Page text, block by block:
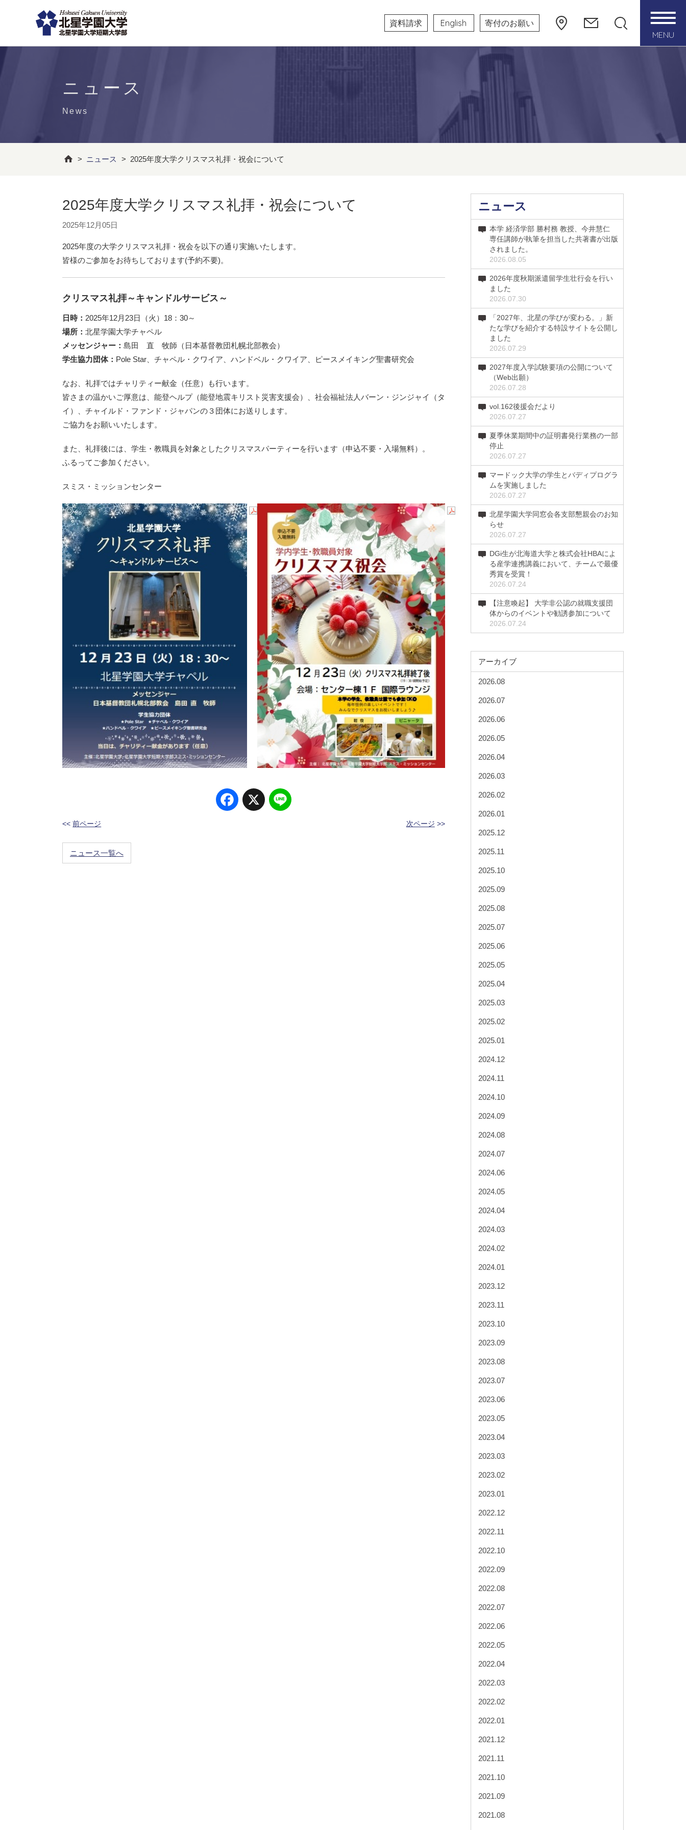
資料請求 English
寄付のお願い
MENU
ニュース
News
> ニュース > 2025年度大学クリスマス礼拝・祝会について
2025年度大学クリスマス礼拝・祝会について
2025年12月05日
2025年度の大学クリスマス礼拝・祝会を以下の通り実施いたします。
皆様のご参加をお待ちしております(予約不要)。
クリスマス礼拝～キャンドルサービス～
日時： 2025年12月23日（火）18：30～
場所： 北星学園大学チャペル
メッセンジャー： 島田 直 牧師（日本基督教団札幌北部教会）
学生協力団体： Pole Star、チャペル・クワイア、ハンドベル・クワイア、ピースメイキング聖書研究会
なお、礼拝ではチャリティー献金（任意）も行います。
皆さまの温かいご厚意は、能登ヘルプ（能登地震キリスト災害支援会）、社会福祉法人バーン・ジンジャイ（タ
イ）、チャイルド・ファンド・ジャパンの３団体にお送りします。
ご協力をお願いいたします。
また、礼拝後には、学生・教職員を対象としたクリスマスパーティーを行います（申込不要・入場無料）。
ふるってご参加ください。
スミス・ミッションセンター
Facebook
X
<< 前ページ >>
次ページ
ニュース一覧へ
ニュース
本学 経済学部 勝村務 教授、今井慧仁
専任講師が執筆を担当した共著書が出版
されました。
2026.08.05
2026年度秋期派遣留学生壮行会を行い
ました
2026.07.30
「2027年、北星の学びが変わる。」新
たな学びを紹介する特設サイトを公開し
ました
2026.07.29
2027年度入学試験要項の公開について
（Web出願）
2026.07.28
vol.162後援会だより
2026.07.27
夏季休業期間中の証明書発行業務の一部
停止
2026.07.27
マードック大学の学生とバディプログラ
ムを実施しました
2026.07.27
北星学園大学同窓会各支部懇親会のお知
らせ
2026.07.27
DGi生が北海道大学と株式会社HBAによ
る産学連携講義において、チームで最優
秀賞を受賞！
2026.07.24
【注意喚起】 大学非公認の就職支援団
体からのイベントや勧誘参加について
2026.07.24
アーカイブ
2026.08
2026.07
2026.06
2026.05
2026.04
2026.03
2026.02
2026.01
2025.12
2025.11
2025.10
2025.09
2025.08
2025.07
2025.06
2025.05
2025.04
2025.03
2025.02
2025.01
2024.12
2024.11
2024.10
2024.09
2024.08
2024.07
2024.06
2024.05
2024.04
2024.03
2024.02
2024.01
2023.12
2023.11
2023.10
2023.09
2023.08
2023.07
2023.06
2023.05
2023.04
2023.03
2023.02
2023.01
2022.12
2022.11
2022.10
2022.09
2022.08
2022.07
2022.06
2022.05
2022.04
2022.03
2022.02
2022.01
2021.12
2021.11
2021.10
2021.09
2021.08